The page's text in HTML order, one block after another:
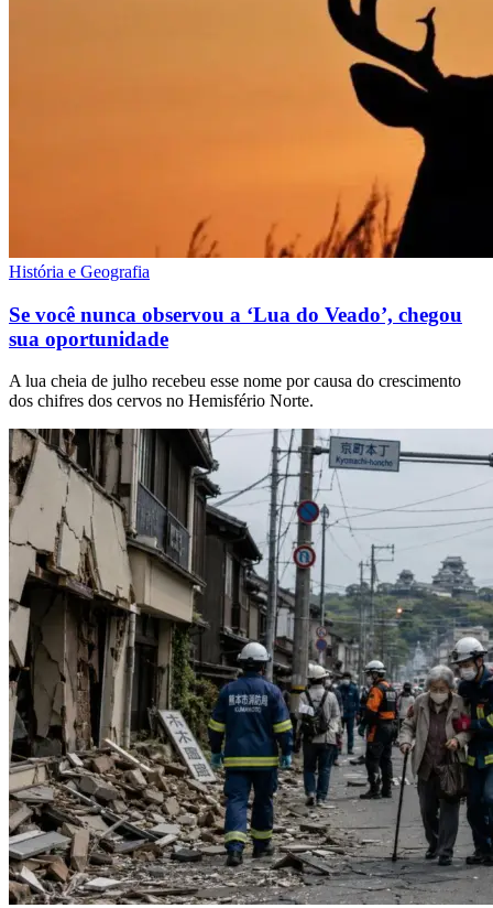
História e Geografia
Se você nunca observou a ‘Lua do Veado’, chegou
sua oportunidade
A lua cheia de julho recebeu esse nome por causa do crescimento
dos chifres dos cervos no Hemisfério Norte.